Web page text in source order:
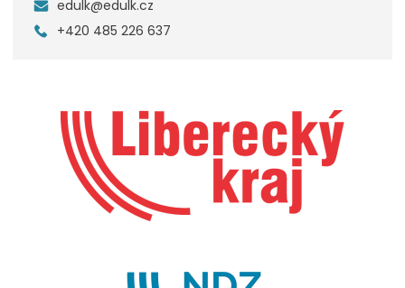
edulk@edulk.cz
+420 485 226 637